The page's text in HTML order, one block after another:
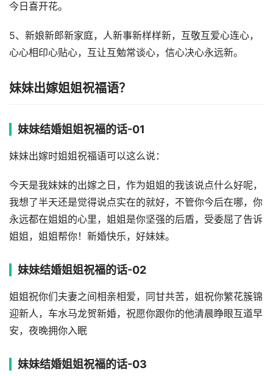
今日喜开花。
5、新娘新郎新家庭，人新事新样样新，互敬互爱心连心，
心心相印心贴心，互让互勉常谈心，信心决心永远新。
妹妹出嫁姐姐祝福语？
妹妹结婚姐姐祝福的话-01
妹妹出嫁时姐姐祝福语可以这么说：
今天是我妹妹的出嫁之日，作为姐姐的我该说点什么好呢，
我想了半天还是觉得说点实在的就好，不管你今后在哪，你
永远都在姐姐的心里，姐姐是你坚强的后盾，受委屈了告诉
姐姐，姐姐帮你！新婚快乐，好妹妹。
妹妹结婚姐姐祝福的话-02
姐姐祝你们夫妻之间相亲相爱，同甘共苦，姐祝你繁花簇锦
迎新人，车水马龙贺新婚，祝愿你跟你的他清晨睁眼互道早
安，夜晚拥你入眠
妹妹结婚姐姐祝福的话-03